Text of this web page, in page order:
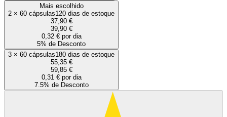
Mais escolhido
2 × 60 cápsulas120 dias de estoque
37,90 €
39,90 €
0,32 € por dia
5% de Desconto
3 × 60 cápsulas180 dias de estoque
55,35 €
59,85 €
0,31 € por dia
7.5% de Desconto